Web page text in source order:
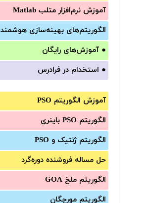
آموزش‌ نرم‌افزار متلب Matlab
الگوریتم‌های بهینه‌سازی هوشمند
● آموزش‌های رایگان
● استخدام در فرادرس
آموزش الگوریتم PSO
الگوریتم PSO باینری
الگوریتم ژنتیک و PSO
حل مساله فروشنده دوره‌گرد
الگوریتم ملخ GOA
الگوریتم مورچگان